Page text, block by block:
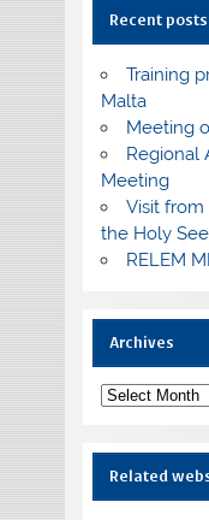
Recent posts
Training
Malta
Meeting
Regional
Meeting
Visit from
the Holy
RELEM
Archives
Archives
Related